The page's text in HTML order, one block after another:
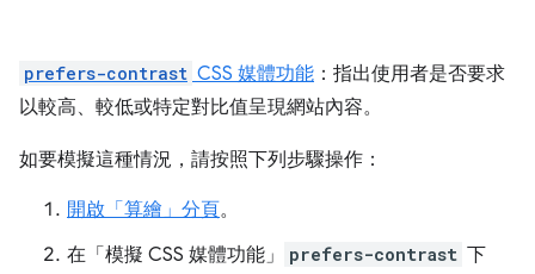
prefers-contrast CSS 媒體功能 ：指出使用者是否要求
以較高、較低或特定對比值呈現網站內容。
如要模擬這種情況，請按照下列步驟操作：
開啟「算繪」 分頁。
在「模擬 CSS 媒體功能」
prefers-contrast 下